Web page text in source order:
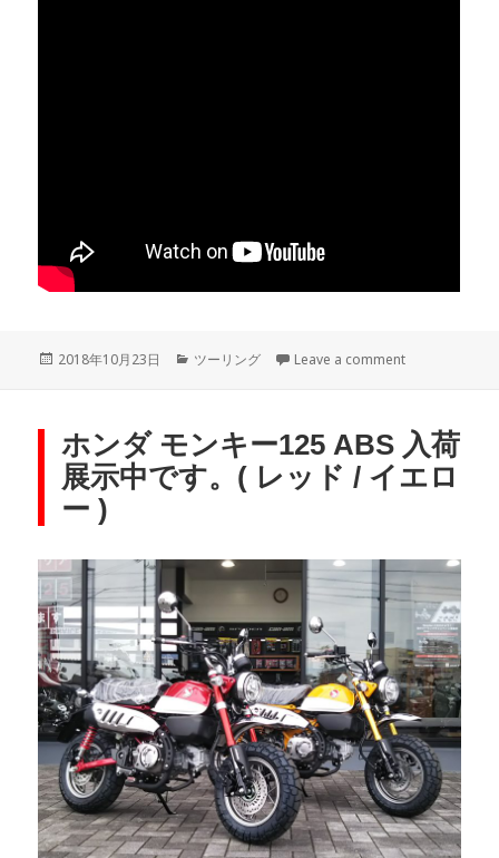
Posted
2018年10月23日 Categories
ツーリング Leave a commenton 一泊ツーリ
ホンダ モンキー125 ABS 入荷
展示中です。( レッド / イエロ
ー )